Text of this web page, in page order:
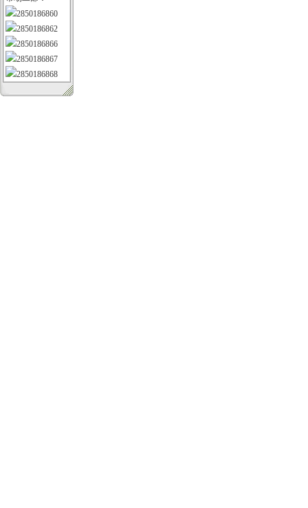
2850186860
2850186862
2850186866
2850186867
2850186868